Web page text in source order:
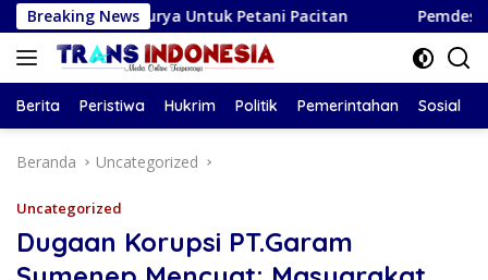
Langsung
ke
konten
Breaking News
Surya Untuk Petani Pacitan Pemdes Kendalbulur
Berita Peristiwa Hukrim Politik Pemerintahan Sosial
Beranda Uncategorized
Uncategorized
Dugaan Korupsi PT.Garam